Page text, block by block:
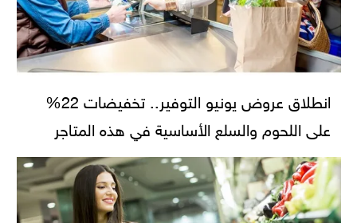
انطلاق عروض يونيو التوفير.. تخفيضات 22%
على اللحوم والسلع الأساسية في هذه المتاجر